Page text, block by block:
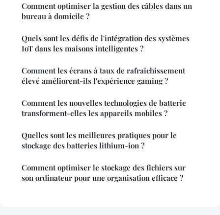
Comment optimiser la gestion des câbles dans un
bureau à domicile ?
Quels sont les défis de l'intégration des systèmes
IoT dans les maisons intelligentes ?
Comment les écrans à taux de rafraîchissement
élevé améliorent-ils l'expérience gaming ?
Comment les nouvelles technologies de batterie
transforment-elles les appareils mobiles ?
Quelles sont les meilleures pratiques pour le
stockage des batteries lithium-ion ?
Comment optimiser le stockage des fichiers sur
son ordinateur pour une organisation efficace ?